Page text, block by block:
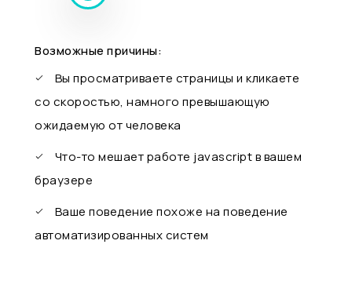
Возможные причины:
Вы просматриваете страницы и кликаете
со скоростью, намного превышающую
ожидаемую от человека
Что-то мешает работе javascript в вашем
браузере
Ваше поведение похоже на поведение
автоматизированных систем